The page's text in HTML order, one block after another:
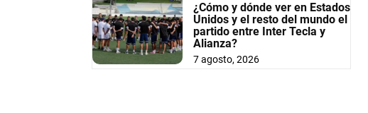
¿Cómo y dónde ver en Estados
Unidos y el resto del mundo el
partido entre Inter Tecla y
Alianza?
7 agosto, 2026